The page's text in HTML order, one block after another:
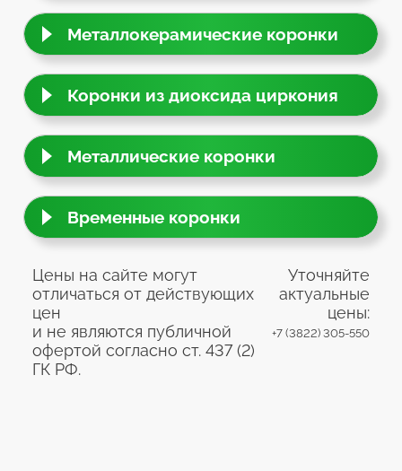
Металлокерамические коронки
Коронки из диоксида циркония
Металлические коронки
Временные коронки
Цены на сайте могут
отличаться от действующих
цен
и не являются публичной
офертой согласно ст. 437 (2)
ГК РФ.
Уточняйте
актуальные
цены:
+7 (3822) 305-550